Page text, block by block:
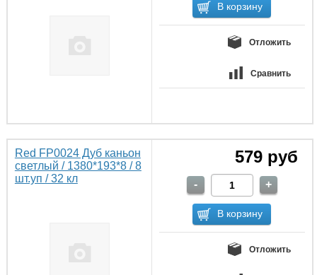
Отложить
Сравнить
Red FP0024 Дуб каньон
светлый / 1380*193*8 / 8
шт.уп / 32 кл
579 руб
Отложить